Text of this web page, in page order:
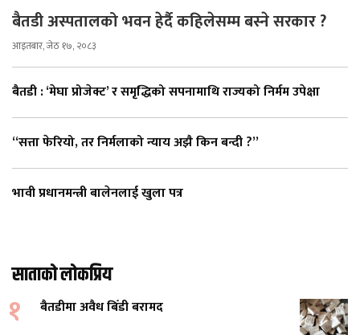
बैतडी अस्पतालको भवन हेर्दै कहिलेसम्म बस्ने सरकार ?
आइतबार, जेठ १७, २०८३
बैतडी : ‘मेघा प्रोजेक्ट’ र समृद्धिको सपनामाथि राज्यको निर्मम उपेक्षा
“सत्ता फेरियो, तर निर्मलाको न्याय अझै किन बन्दी ?”
भावी प्रधानमन्त्री बालेनलाई खुला पत्र
साताको लोकप्रिय
१ बैतडीमा अवैध बिँडी बरामद